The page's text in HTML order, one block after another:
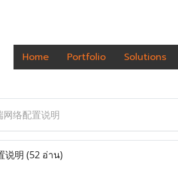
Home Portfolio Solutions
网络配置说明
说明 (52 อ่าน)